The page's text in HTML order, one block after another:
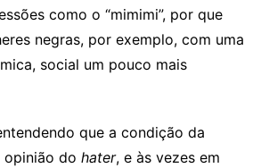
como o “mimimi”, por que
negras, por exemplo, com uma
social um pouco mais
que a condição da
opinião do hater, e às vezes em